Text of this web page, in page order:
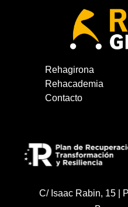
Rehagirona
Rehacademia
Contacto
C/ Isaac Rabin, 15 |